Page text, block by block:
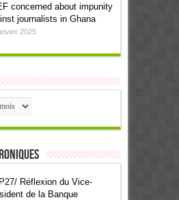
concerned about impunity
journalists in Ghana
2025
Réflexion du Vice-
de la Banque